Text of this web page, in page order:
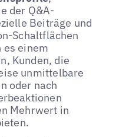
der Q&A-
Beiträge und
Schaltflächen
es einem
Kunden, die
unmittelbare
oder nach
Mehrwert in